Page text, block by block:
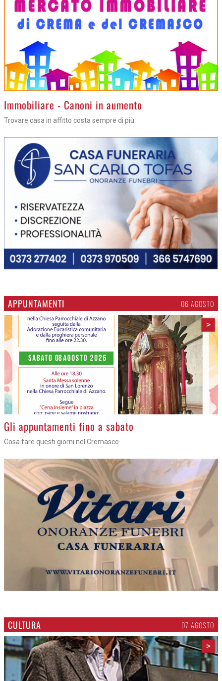
>Immobiliare - Canoni in aumento
Trovare casa in affitto costa sempre di più
APPUNTAMENTI 06 AGOSTO
>
Gli appuntamenti fino a sabato
Cosa fare questi giorni nel Cremasco
CULTURA 07 AGOSTO
>